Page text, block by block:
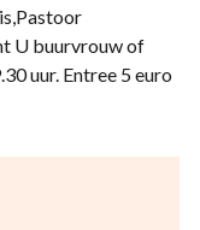
U buurvrouw of
uur. Entree 5 euro